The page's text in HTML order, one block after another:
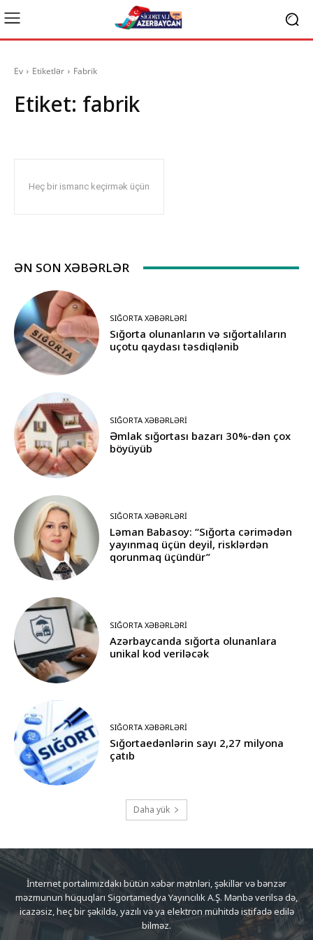
Ev Etiketlər Fabrik
Etiket: fabrik
Heç bir ismarıc keçirmək üçün
ƏN SON XƏBƏRLƏR
SIĞORTA XƏBƏRLƏRI
Sığorta olunanların və sığortalıların
uçotu qaydası təsdiqlənib
SIĞORTA XƏBƏRLƏRI
Əmlak sığortası bazarı 30%-dən çox
böyüyüb
SIĞORTA XƏBƏRLƏRI
Ləman Babasoy: “Sığorta cərimədən
yayınmaq üçün deyil, risklərdən
qorunmaq üçündür”
SIĞORTA XƏBƏRLƏRI
Azərbaycanda sığorta olunanlara
unikal kod veriləcək
SIĞORTA XƏBƏRLƏRI
Sığortaedənlərin sayı 2,27 milyona
çatıb
Daha yük
İnternet portalımızdakı bütün xəbər mətnləri, şəkillər və bənzər
məzmunun hüquqları Sigortamedya Yayıncılık A.Ş. Mənbə verilsə də,
icazəsiz, heç bir şəkildə, yazılı və ya elektron mühitdə istifadə edilə
bilməz.